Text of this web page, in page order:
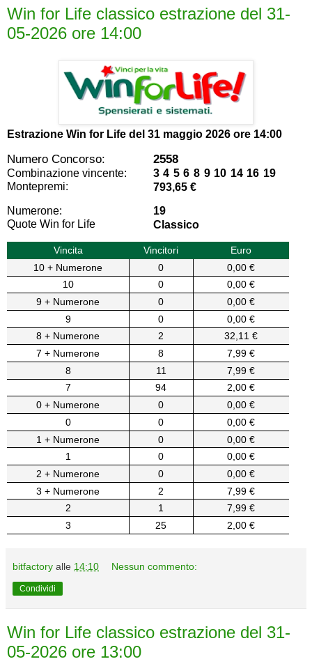
Win for Life classico estrazione del 31-
05-2026 ore 14:00
Estrazione Win for Life del 31 maggio 2026 ore 14:00
Numero Concorso: 2558
Combinazione vincente:
3 4 5 6 8 9 10 14 16 19
Montepremi:
793,65 €
Numerone:
19
Quote Win for Life
Classico
Vincita Vincitori
Euro
10 + Numerone
0
0,00 €
10
0
0,00 €
9 + Numerone
0
0,00 €
9
0
0,00 €
8 + Numerone
2
32,11 €
7 + Numerone
8
7,99 €
8
11
7,99 €
7
94
2,00 €
0 + Numerone
0
0,00 €
0
0
0,00 €
1 + Numerone
0
0,00 €
1
0
0,00 €
2 + Numerone
0
0,00 €
3 + Numerone
2
7,99 €
2
1
7,99 €
3
25 2,00 €
bitfactory alle 14:10 Nessun commento:
Condividi
Win for Life classico estrazione del 31-
05-2026 ore 13:00